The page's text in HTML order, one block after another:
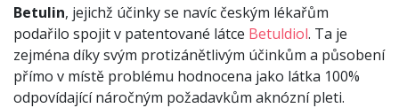
Betulin, jejichž účinky se navíc českým lékařům
podařilo spojit v patentované látce Betuldiol. Ta je
zejména díky svým protizánětlivým účinkům a působení
přímo v místě problému hodnocena jako látka 100%
odpovídající náročným požadavkům aknózní pleti.